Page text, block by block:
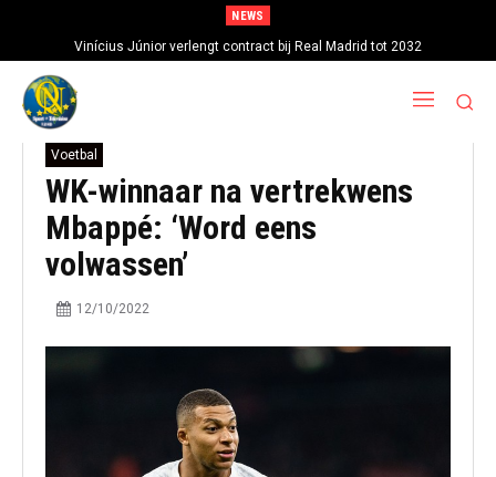
NEWS
Vinícius Júnior verlengt contract bij Real Madrid tot 2032
Voetbal
WK-winnaar na vertrekwens
Mbappé: ‘Word eens
volwassen’
12/10/2022